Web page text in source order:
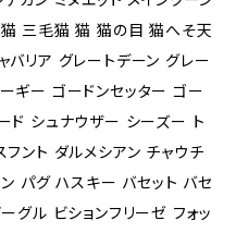
猫 三毛猫 猫 猫の目 猫へそ天
リア グレートデーン グレー
ギー ゴードンセッター ゴー
ド シュナウザー シーズー ト
フント ダルメシアン チャウチ
パグ ハスキー バセット バセ
グル ビションフリーゼ フォッ